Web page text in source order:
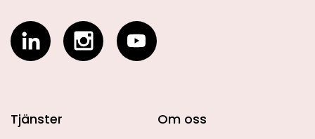
Tjänster Om oss